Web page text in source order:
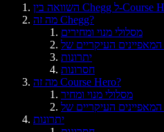
מה זה Chegg?
מסלולי מנוי ומחירים
יתרונות
חסרונות
מה זה Course Hero?
מסלולי מנוי ומחיר
יתרונות